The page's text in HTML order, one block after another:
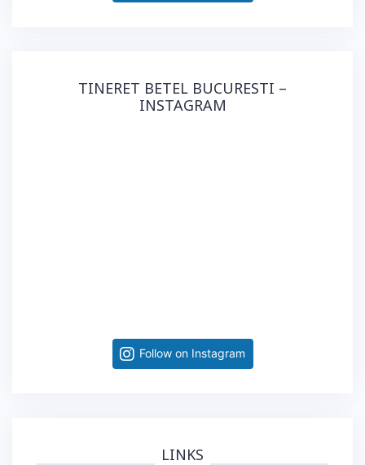
TINERET BETEL BUCURESTI –
INSTAGRAM
Follow on Instagram
LINKS